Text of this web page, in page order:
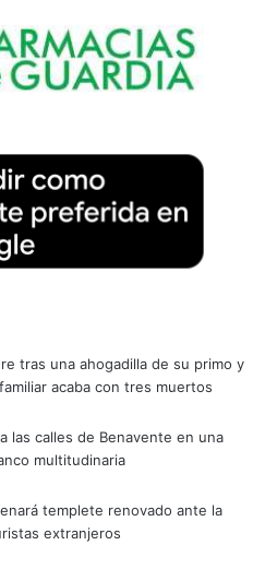
tras una ahogadilla de su primo y
acaba con tres muertos
las calles de Benavente en una
multitudinaria
templete renovado ante la
extranjeros